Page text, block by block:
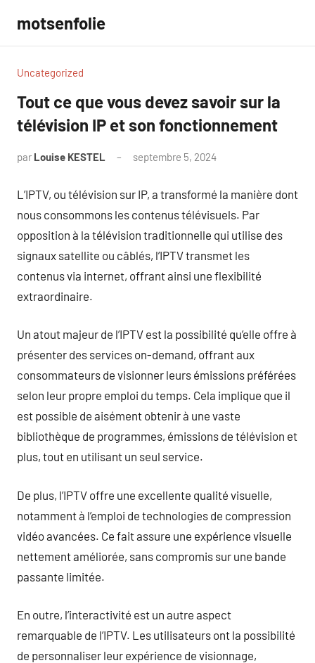
contenu
motsenfolie
Uncategorized
Tout ce que vous devez savoir sur la
télévision IP et son fonctionnement
par Louise KESTEL septembre 5, 2024
L’IPTV, ou télévision sur IP, a transformé la manière dont
nous consommons les contenus télévisuels. Par
opposition à la télévision traditionnelle qui utilise des
signaux satellite ou câblés, l’IPTV transmet les
contenus via internet, offrant ainsi une flexibilité
extraordinaire.
Un atout majeur de l’IPTV est la possibilité qu’elle offre à
présenter des services on-demand, offrant aux
consommateurs de visionner leurs émissions préférées
selon leur propre emploi du temps. Cela implique que il
est possible de aisément obtenir à une vaste
bibliothèque de programmes, émissions de télévision et
plus, tout en utilisant un seul service.
De plus, l’IPTV offre une excellente qualité visuelle,
notamment à l’emploi de technologies de compression
vidéo avancées. Ce fait assure une expérience visuelle
nettement améliorée, sans compromis sur une bande
passante limitée.
En outre, l’interactivité est un autre aspect
remarquable de l’IPTV. Les utilisateurs ont la possibilité
de personnaliser leur expérience de visionnage,